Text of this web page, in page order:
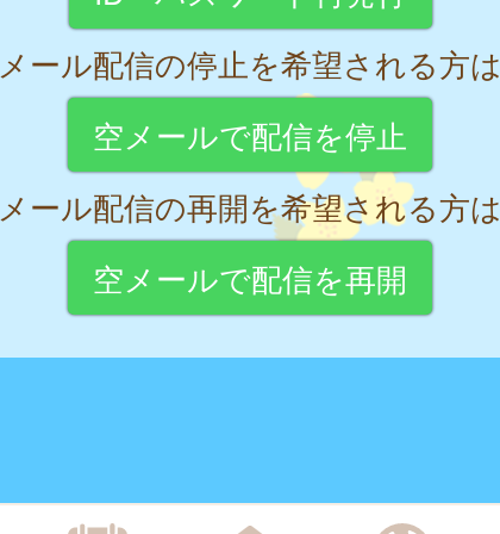
メール配信の停止を希望される方は
空メールで配信を停止
メール配信の再開を希望される方は
空メールで配信を再開